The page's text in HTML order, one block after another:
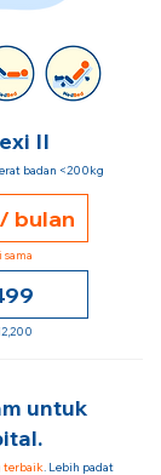
II
badan <200kg
bulan
sama
untuk
terbaik. Lebih padat